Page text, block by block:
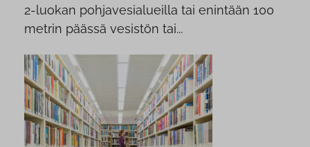
2-luokan pohjavesialueilla tai enintään 100
metrin päässä vesistön tai...